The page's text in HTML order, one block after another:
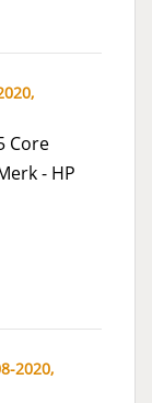
Core
- HP
2020,